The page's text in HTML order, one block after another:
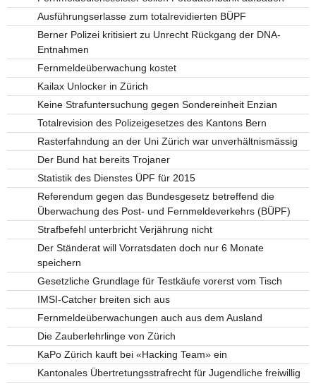
Ausführungserlasse zum totalrevidierten BÜPF
Berner Polizei kritisiert zu Unrecht Rückgang der DNA-
Entnahmen
Fernmeldeüberwachung kostet
Kailax Unlocker in Zürich
Keine Strafuntersuchung gegen Sondereinheit Enzian
Totalrevision des Polizeigesetzes des Kantons Bern
Rasterfahndung an der Uni Zürich war unverhältnismässig
Der Bund hat bereits Trojaner
Statistik des Dienstes ÜPF für 2015
Referendum gegen das Bundesgesetz betreffend die
Überwachung des Post- und Fernmeldeverkehrs (BÜPF)
Strafbefehl unterbricht Verjährung nicht
Der Ständerat will Vorratsdaten doch nur 6 Monate
speichern
Gesetzliche Grundlage für Testkäufe vorerst vom Tisch
IMSI-Catcher breiten sich aus
Fernmeldeüberwachungen auch aus dem Ausland
Die Zauberlehrlinge von Zürich
KaPo Zürich kauft bei «Hacking Team» ein
Kantonales Übertretungsstrafrecht für Jugendliche freiwillig